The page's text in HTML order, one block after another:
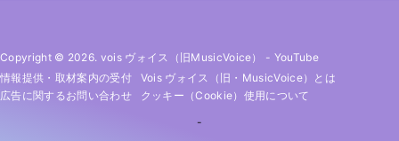
Copyright © 2026. vois ヴォイス（旧MusicVoice） - YouTube
情報提供・取材案内の受付
Vois ヴォイス（旧・MusicVoice）とは
広告に関するお問い合わせ
クッキー（cookie）使用について
-